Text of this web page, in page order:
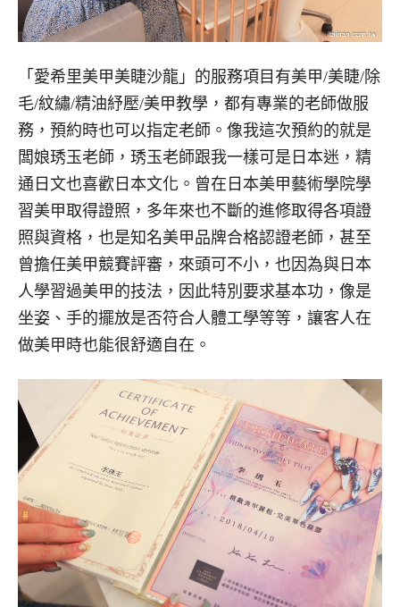
「愛希里美甲美睫沙龍」的服務項目有美甲/美睫/除
毛/紋繡/精油紓壓/美甲教學，都有專業的老師做服
務，預約時也可以指定老師。像我這次預約的就是
闆娘琇玉老師，琇玉老師跟我一樣可是日本迷，精
通日文也喜歡日本文化。曾在日本美甲藝術學院學
習美甲取得證照，多年來也不斷的進修取得各項證
照與資格，也是知名美甲品牌合格認證老師，甚至
曾擔任美甲競賽評審，來頭可不小，也因為與日本
人學習過美甲的技法，因此特別要求基本功，像是
坐姿、手的擺放是否符合人體工學等等，讓客人在
做美甲時也能很舒適自在。